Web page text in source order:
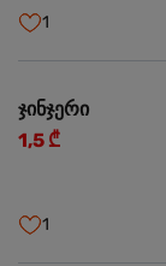
1
ჯინჯერი
1,5 ₾
1